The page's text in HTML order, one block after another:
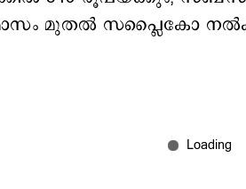
മുതൽ സപ്ലൈകോ